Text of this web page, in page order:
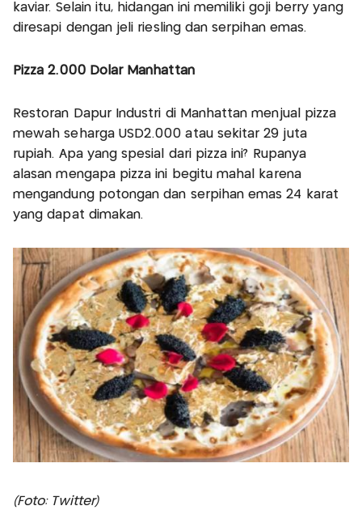
kaviar. Selain itu, hidangan ini memiliki goji berry yang
diresapi dengan jeli riesling dan serpihan emas.
Pizza 2.000 Dolar Manhattan
Restoran Dapur Industri di Manhattan menjual pizza
mewah seharga USD2.000 atau sekitar 29 juta
rupiah. Apa yang spesial dari pizza ini? Rupanya
alasan mengapa pizza ini begitu mahal karena
mengandung potongan dan serpihan emas 24 karat
yang dapat dimakan.
(Foto: Twitter)